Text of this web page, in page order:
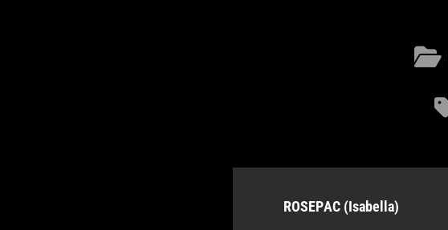
Autor:
ROSEPAC (Isabella)